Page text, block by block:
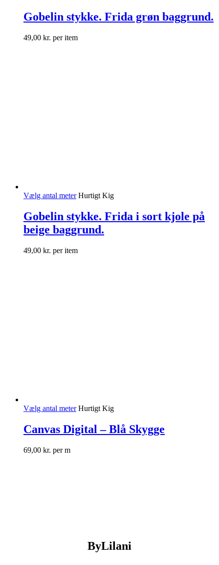
Gobelin stykke. Frida grøn baggrund.
49,00 kr. per item
Vælg antal meter Hurtigt Kig
Gobelin stykke. Frida i sort kjole på
beige baggrund.
49,00 kr. per item
Vælg antal meter Hurtigt Kig
Canvas Digital – Blå Skygge
69,00 kr. per m
ByLilani